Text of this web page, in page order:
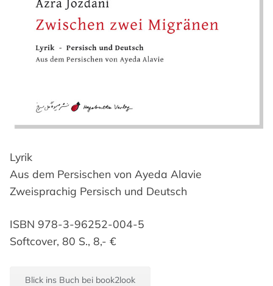
Lyrik
Aus dem Persischen von Ayeda Alavie
Zweisprachig Persisch und Deutsch
ISBN 978-3-96252-004-5
Softcover, 80 S., 8,- €
Blick ins Buch bei book2look